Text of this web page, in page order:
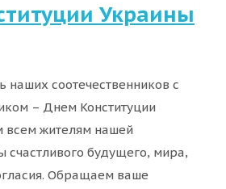
Украины
наших соотечественников с
– Днем Конституции
жителям нашей
счастливого будущего, мира,
Обращаем ваше